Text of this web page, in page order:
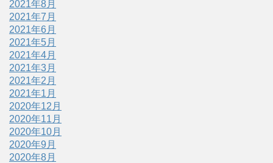
2021年8月
2021年7月
2021年6月
2021年5月
2021年4月
2021年3月
2021年2月
2021年1月
2020年12月
2020年11月
2020年10月
2020年9月
2020年8月